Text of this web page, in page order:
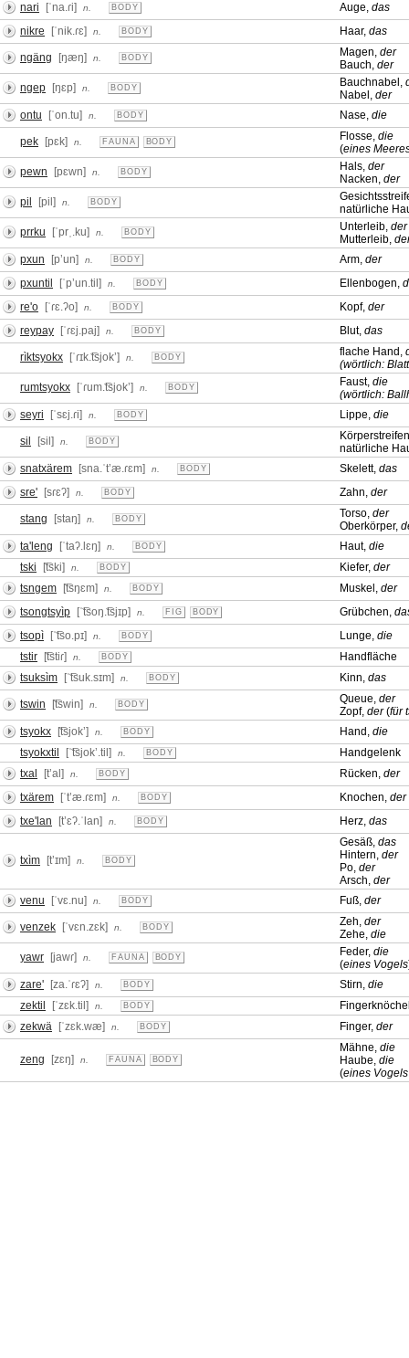
nari
[ˈna.ɾi] n. BODY Auge, das
nikre
[ˈnik.ɾɛ] n. BODY Haar, das
ngäng [ŋæŋ] n. BODY Magen, der
Bauch, der
ngep
[ŋɛp] n. BODY Bauchnabel,
Nabel, der
ontu
[ˈon.tu] n. BODY Nase, die
pek [pɛk] n. FAUNA BODY Flosse, die
(eines
pewn
[pɛwn] n. BODY Hals, der
Nacken, der
pil
[pil] n. BODY
natürliche
prrku
[ˈprˌ.ku] n. BODY Unterleib, der
Mutterleib,
pxun
[pʼun] n. BODY Arm, der
pxuntil
[ˈpʼun.til] n. BODY Ellenbogen,
re'o
[ˈɾɛ.ʔo] n. BODY Kopf, der
reypay
[ˈɾɛj.paj] n. BODY Blut, das
rìktsyokx [ˈɾɪk.͡tsjokʼ] n. BODY flache Hand,
(wörtlich:
rumtsyokx
[ˈɾum.͡tsjokʼ] n. BODY Faust, die
(wörtlich:
seyri
[ˈsɛj.ɾi] n. BODY Lippe, die
sil [sil] n. BODY
natürliche
snatxärem
[sna.ˈtʼæ.ɾɛm] n. BODY Skelett, das
sre'
[sɾɛʔ] n. BODY Zahn, der
stang [staŋ] n. BODY Torso, der
Oberkörper,
ta'leng
[ˈtaʔ.lɛŋ] n. BODY Haut, die
tski
[͡tski] n. BODY Kiefer, der
tsngem
[͡tsŋɛm] n. BODY Muskel, der
tsongtsyìp
[ˈ͡tsoŋ.͡tsjɪp] n. FIG BODY Grübchen,
tsopì
[ˈ͡tso.pɪ] n. BODY Lunge, die
tstir
[͡tstiɾ] n. BODY
Handfläche
tsuksìm
[ˈ͡tsuk.sɪm] n. BODY Kinn, das
tswin [͡tswin] n. BODY Queue, der
Zopf, der(für
tsyokx
[͡tsjokʼ] n. BODY Hand, die
tsyokxtil
[ˈ͡tsjokʼ.til] n. BODY
Handgelenk
txal
[tʼal] n. BODY Rücken, der
txärem
[ˈtʼæ.ɾɛm] n. BODY Knochen, der
txe'lan
[tʼɛʔ.ˈlan] n. BODY Herz, das
txìm [tʼɪm] n. BODY
Gesäß, das
Hintern, der
Po, der
Arsch, der
venu
[ˈvɛ.nu] n. BODY Fuß, der
venzek [ˈvɛn.zɛk] n. BODY Zeh, der
Zehe, die
yawr
[jawɾ] n. FAUNA BODY Feder, die
(eines Vogels
zare'
[za.ˈɾɛʔ] n. BODY Stirn, die
zektil
[ˈzɛk.til] n. BODY
zekwä
[ˈzɛk.wæ] n. BODY Finger, der
zeng [zɛŋ] n. FAUNA BODY
Mähne, die
Haube, die
(eines